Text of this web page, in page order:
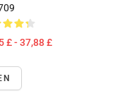
£ - 37,88 £